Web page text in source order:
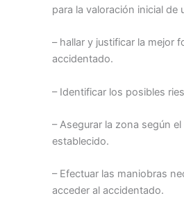
para la valoración inicial de
– hallar y justificar la mejor
accidentado.
– Identificar los posibles
– Asegurar la zona según
establecido.
– Efectuar las maniobras
acceder al accidentado.